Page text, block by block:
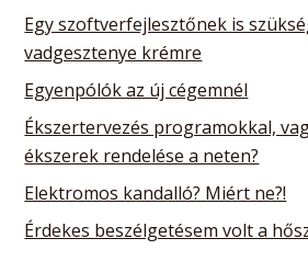
Egy szoftverfejlesztőnek is
vadgesztenye krémre
Egyenpólók az új cégemnél
Ékszertervezés programokkal,
ékszerek rendelése a neten?
Elektromos kandalló? Miért ne?!
Érdekes beszélgetésem volt a